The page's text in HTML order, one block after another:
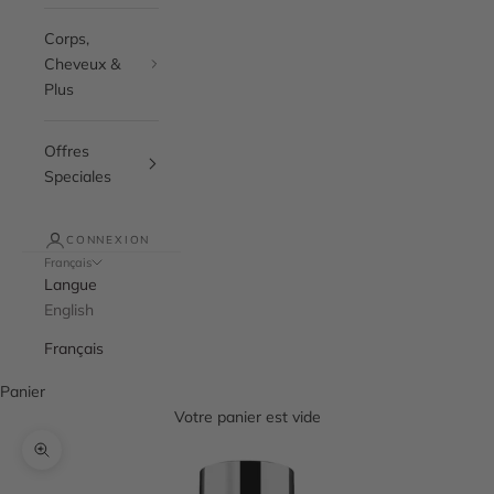
Corps,
Cheveux &
Plus
Offres
Speciales
CONNEXION
Français
Langue
English
Français
Panier
Votre panier est vide
Zoomer sur l'image